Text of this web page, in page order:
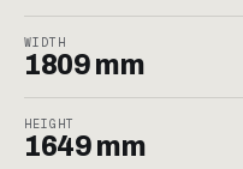
WIDTH
1809 mm
HEIGHT
1649 mm